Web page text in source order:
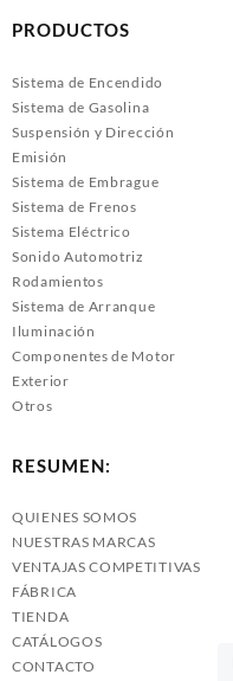
PRODUCTOS
Sistema de Encendido
Sistema de Gasolina
Suspensión y Dirección
Emisión
Sistema de Embrague
Sistema de Frenos
Sistema Eléctrico
Sonido Automotriz
Rodamientos
Sistema de Arranque
Iluminación
Componentes de Motor
Exterior
Otros
RESUMEN:
QUIENES SOMOS
NUESTRAS MARCAS
VENTAJAS COMPETITIVAS
FÁBRICA
TIENDA
CATÁLOGOS
CONTACTO